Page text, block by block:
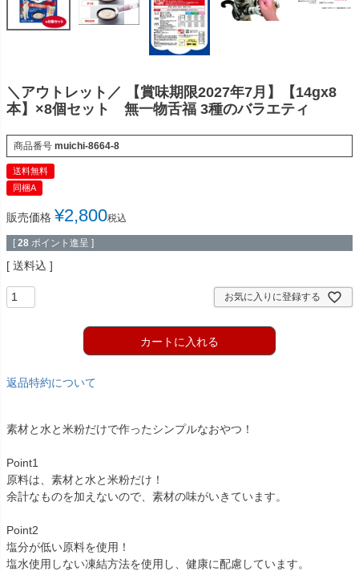
＼アウトレット／ 【賞味期限2027年7月】【14gx8
本】×8個セット 無一物舌福 3種のバラエティ
商品番号 muichi-8664-8
送料無料
同梱A
販売価格 ¥2,800税込
[ 28 ポイント進呈 ]
送料込
お気に入りに登録する
カートに入れる
返品特約について
素材と水と米粉だけで作ったシンプルなおやつ！
Point1
原料は、素材と水と米粉だけ！
余計なものを加えないので、素材の味がいきています。
Point2
塩分が低い原料を使用！
塩水使用しない凍結方法を使用し、健康に配慮しています。